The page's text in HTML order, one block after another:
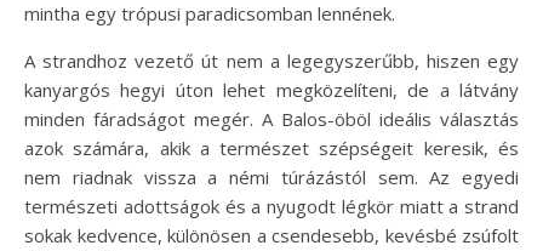
mintha egy trópusi paradicsomban lennének.
A strandhoz vezető út nem a legegyszerűbb, hiszen egy
kanyargós hegyi úton lehet megközelíteni, de a látvány
minden fáradságot megér. A Balos-öböl ideális választás
azok számára, akik a természet szépségeit keresik, és
nem riadnak vissza a némi túrázástól sem. Az egyedi
természeti adottságok és a nyugodt légkör miatt a strand
sokak kedvence, különösen a csendesebb, kevésbé zsúfolt